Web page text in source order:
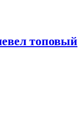
топовый